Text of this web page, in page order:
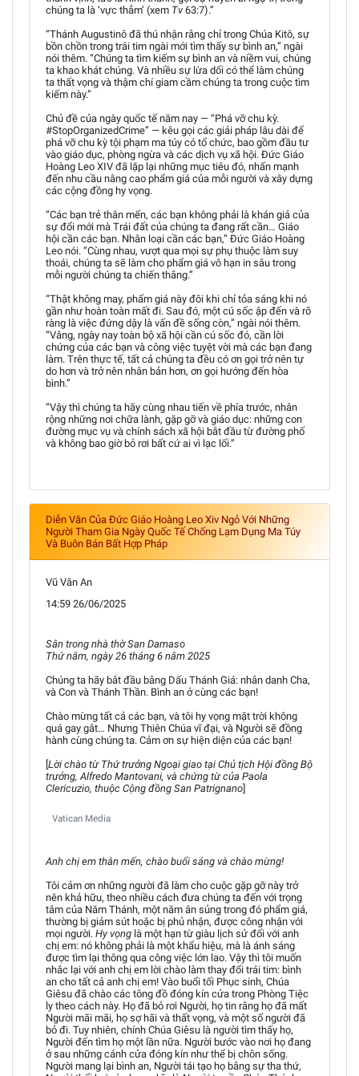
chúng ta là ‘vực thẳm’ (xem Tv63:7).”
“Thánh Augustinô đã thú nhận rằng chỉ trong Chúa Kitô, sự
bồn chồn trong trái tim ngài mới tìm thấy sự bình an,” ngài
nói thêm. “Chúng ta tìm kiếm sự bình an và niềm vui, chúng
ta khao khát chúng. Và nhiều sự lừa dối có thể làm chúng
ta thất vọng và thậm chí giam cầm chúng ta trong cuộc tìm
kiếm này.”
Chủ đề của ngày quốc tế năm nay — “Phá vỡ chu kỳ.
#StopOrganizedCrime” — kêu gọi các giải pháp lâu dài để
phá vỡ chu kỳ tội phạm ma túy có tổ chức, bao gồm đầu tư
vào giáo dục, phòng ngừa và các dịch vụ xã hội. Đức Giáo
Hoàng Leo XIV đã lặp lại những mục tiêu đó, nhấn mạnh
đến nhu cầu nâng cao phẩm giá của mỗi người và xây dựng
các cộng đồng hy vọng.
“Các bạn trẻ thân mến, các bạn không phải là khán giả của
sự đổi mới mà Trái đất của chúng ta đang rất cần… Giáo
hội cần các bạn. Nhân loại cần các bạn,” Đức Giáo Hoàng
Leo nói. “Cùng nhau, vượt qua mọi sự phụ thuộc làm suy
thoái, chúng ta sẽ làm cho phẩm giá vô hạn in sâu trong
mỗi người chúng ta chiến thắng.”
“Thật không may, phẩm giá này đôi khi chỉ tỏa sáng khi nó
gần như hoàn toàn mất đi. Sau đó, một cú sốc ập đến và rõ
ràng là việc đứng dậy là vấn đề sống còn,” ngài nói thêm.
“Vâng, ngày nay toàn bộ xã hội cần cú sốc đó, cần lời
chứng của các bạn và công việc tuyệt vời mà các bạn đang
làm. Trên thực tế, tất cả chúng ta đều có ơn gọi trở nên tự
do hơn và trở nên nhân bản hơn, ơn gọi hướng đến hòa
bình.”
“Vậy thì chúng ta hãy cùng nhau tiến về phía trước, nhân
rộng những nơi chữa lành, gặp gỡ và giáo dục: những con
đường mục vụ và chính sách xã hội bắt đầu từ đường phố
và không bao giờ bỏ rơi bất cứ ai vì lạc lối.”
Diễn Văn Của Đức Giáo Hoàng Leo Xiv Ngỏ Với Những
Người Tham Gia Ngày Quốc Tế Chống Lạm Dụng Ma Túy
Và Buôn Bán Bất Hợp Pháp
Vũ Văn An
14:59 26/06/2025
Sân trong nhà thờ San Damaso
Thứ năm, ngày 26 tháng 6 năm 2025
Chúng ta hãy bắt đầu bằng Dấu Thánh Giá: nhân danh Cha,
và Con và Thánh Thần. Bình an ở cùng các bạn!
Chào mừng tất cả các bạn, và tôi hy vọng mặt trời không
quá gay gắt… Nhưng Thiên Chúa vĩ đại, và Người sẽ đồng
hành cùng chúng ta. Cảm ơn sự hiện diện của các bạn!
[Lời chào từ Thứ trưởng Ngoại giao tại Chủ tịch Hội đồng Bộ
trưởng, Alfredo Mantovani, và chứng từ của Paola
Clericuzio, thuộc Cộng đồng San Patrignano]
Vatican Media
Anh chị em thân mến, chào buổi sáng và chào mừng!
Tôi cảm ơn những người đã làm cho cuộc gặp gỡ này trở
nên khả hữu, theo nhiều cách đưa chúng ta đến với trọng
tâm của Năm Thánh, một năm ân sủng trong đó phẩm giá,
thường bị giảm sút hoặc bị phủ nhận, được công nhận với
mọi người. Hy vọng là một hạn từ giàu lịch sử đối với anh
chị em: nó không phải là một khẩu hiệu, mà là ánh sáng
được tìm lại thông qua công việc lớn lao. Vậy thì tôi muốn
nhắc lại với anh chị em lời chào làm thay đổi trái tim: bình
an cho tất cả anh chị em! Vào buổi tối Phục sinh, Chúa
Giêsu đã chào các tông đồ đóng kín cửa trong Phòng Tiệc
ly theo cách này. Họ đã bỏ rơi Người, họ tin rằng họ đã mất
Người mãi mãi, họ sợ hãi và thất vọng, và một số người đã
bỏ đi. Tuy nhiên, chính Chúa Giêsu là người tìm thấy họ,
Người đến tìm họ một lần nữa. Người bước vào nơi họ đang
ở sau những cánh cửa đóng kín như thể bị chôn sống.
Người mang lại bình an, Người tái tạo họ bằng sự tha thứ,